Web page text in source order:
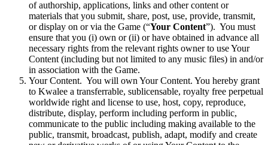
of authorship, applications, links and other content or
materials that you submit, share, post, use, provide, transmit,
or display on or via the Game (“Your Content”). You must
ensure that you (i) own or (ii) or have obtained in advance all
necessary rights from the relevant rights owner to use Your
Content (including but not limited to any music files) in and/or
in association with the Game.
Your Content. You will own Your Content. You hereby grant
to Kwalee a transferrable, sublicensable, royalty free perpetual
worldwide right and license to use, host, copy, reproduce,
distribute, display, perform including perform in public,
communicate to the public including making available to the
public, transmit, broadcast, publish, adapt, modify and create